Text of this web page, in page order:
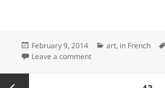
Posted
on
February 9, 2014 Categories
art, in French
Leave a commenton #defidessinfevrier